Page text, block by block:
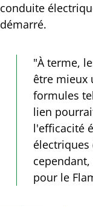
conduite
démarré.
"À terme,
être mieux
formules
lien
l'efficacité
électriques
pour le